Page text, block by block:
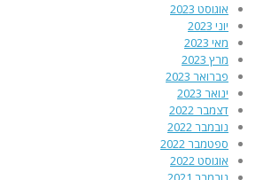
אוגוסט 2023
יוני 2023
מאי 2023
מרץ 2023
פברואר 2023
ינואר 2023
דצמבר 2022
נובמבר 2022
ספטמבר 2022
אוגוסט 2022